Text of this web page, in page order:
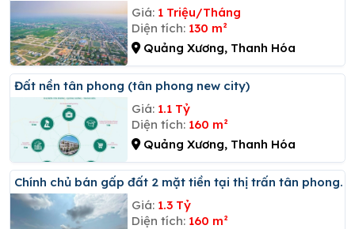
Giá: 1 Triệu/Tháng
Diện tích: 130 m²
Quảng Xương, Thanh Hóa
đất nền tân phong (tân phong new city)
Giá: 1.1 Tỷ
Diện tích: 160 m²
Quảng Xương, Thanh Hóa
Chính chủ bán gấp đất 2 mặt tiền tại thị trấn tân phong.
Giá: 1.3 Tỷ
Diện tích: 160 m²